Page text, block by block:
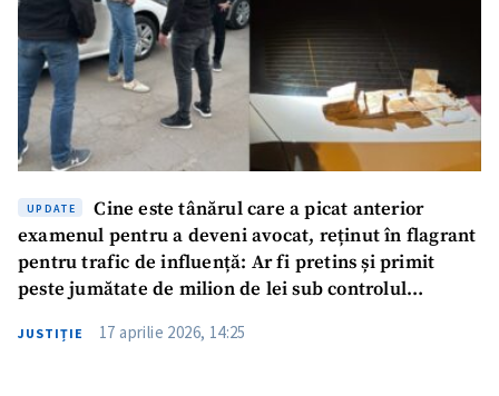
UPDATE
Cine este tânărul care a picat anterior
examenul pentru a deveni avocat, reținut în flagrant
pentru trafic de influență: Ar fi pretins și primit
peste jumătate de milion de lei sub controlul
JUSTIȚIE 17 aprilie 2026, 14:25
Fotografie
+ Încarcă imagine
Link media
+ Link media
Mesajul știrei
+ Mesajul știrei
CONTACT SURSĂ